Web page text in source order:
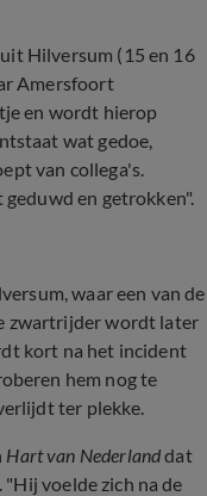
Hilversum (15 en 16
Amersfoort
en wordt hierop
wat gedoe,
van collega's.
en getrokken".
waar een van de
zwartrijder wordt later
kort na het incident
hem nog te
ter plekke.
Hart van Nederlanddat
voelde zich na de